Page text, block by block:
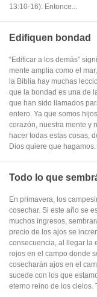
13:10-16). Entonce...
Edifiquen bondad
“Edificar a los demás”
mente amplia como el
la Biblia hay muchas
que la bondad es una de
que han sido llamados
entero. Ya que somos
corazón, nuestra mente y
hacer todas estas cosas,
Dios quiere que
Todo lo que
En primavera, los
cosechar. Si este año se
muchos ingresos,
precio de los ajos se
consecuencia, al llegar la
rojos en el campo donde
cosecharán ajos en el
sucede con los que
eterno reino de los cielos.